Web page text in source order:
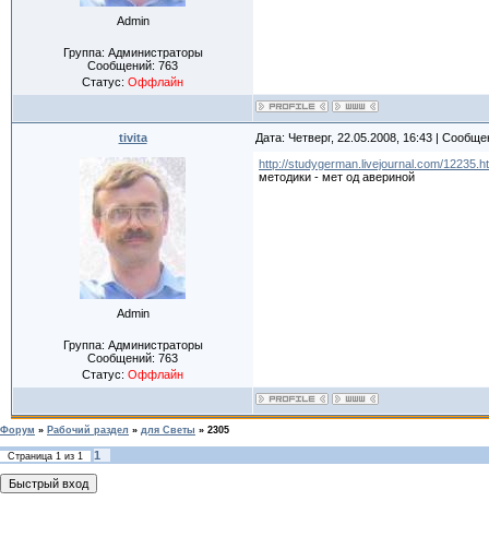
Admin
Группа: Администраторы
Сообщений: 763
Статус: Оффлайн
tivita Дата: Четверг, 22.05.2008, 16:43 |
Admin
Группа: Администраторы
Сообщений: 763
Статус: Оффлайн
http://studygerman.livejournal.com/
методики - мет од авериной
Форум » Рабочий раздел » для Светы » 2305
Страница 1 из 1 1